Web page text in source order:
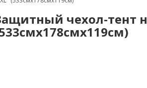
чехол-тент